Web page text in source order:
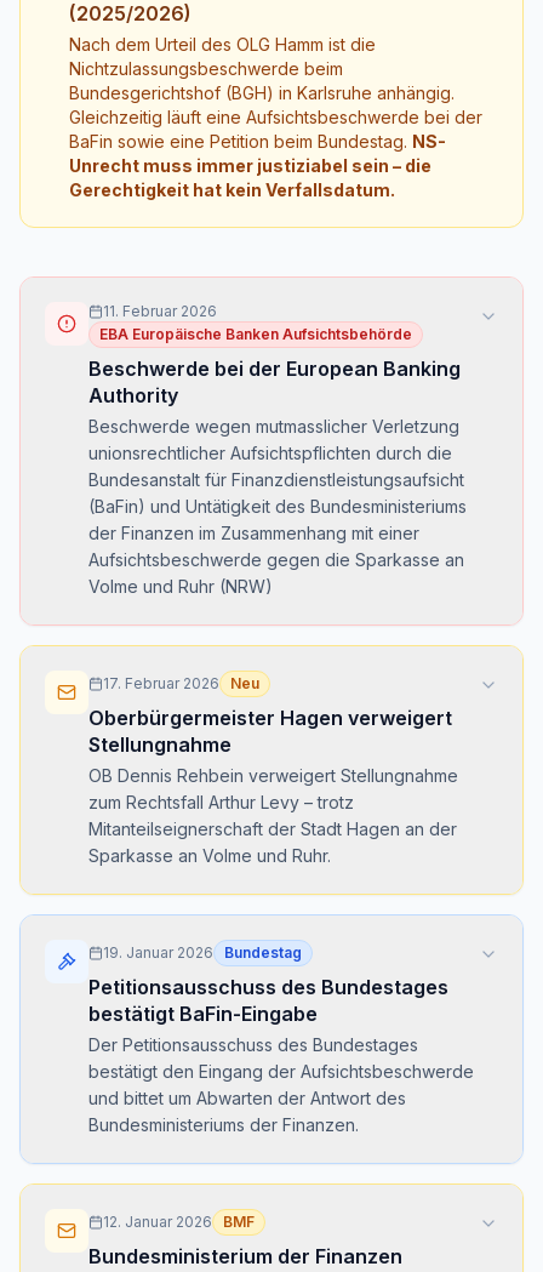
(2025/2026)
Nach dem Urteil des OLG Hamm ist die
Nichtzulassungsbeschwerde beim
Bundesgerichtshof (BGH) in Karlsruhe anhängig.
Gleichzeitig läuft eine Aufsichtsbeschwerde bei der
BaFin sowie eine Petition beim Bundestag. NS-
Unrecht muss immer justiziabel sein – die
Gerechtigkeit hat kein Verfallsdatum.
11. Februar 2026
EBA Europäische Banken Aufsichtsbehörde
Beschwerde bei der European Banking
Authority
Beschwerde wegen mutmasslicher Verletzung
unionsrechtlicher Aufsichtspflichten durch die
Bundesanstalt für Finanzdienstleistungsaufsicht
(BaFin) und Untätigkeit des Bundesministeriums
der Finanzen im Zusammenhang mit einer
Aufsichtsbeschwerde gegen die Sparkasse an
Volme und Ruhr (NRW)
17. Februar 2026 Neu
Oberbürgermeister Hagen verweigert
Stellungnahme
OB Dennis Rehbein verweigert Stellungnahme
zum Rechtsfall Arthur Levy – trotz
Mitanteilseignerschaft der Stadt Hagen an der
Sparkasse an Volme und Ruhr.
19. Januar 2026 Bundestag
Petitionsausschuss des Bundestages
bestätigt BaFin-Eingabe
Der Petitionsausschuss des Bundestages
bestätigt den Eingang der Aufsichtsbeschwerde
und bittet um Abwarten der Antwort des
Bundesministeriums der Finanzen.
12. Januar 2026 BMF
Bundesministerium der Finanzen